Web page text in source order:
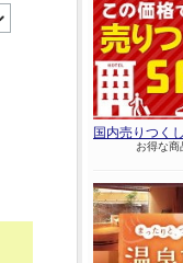
国内売りつく
お得な商